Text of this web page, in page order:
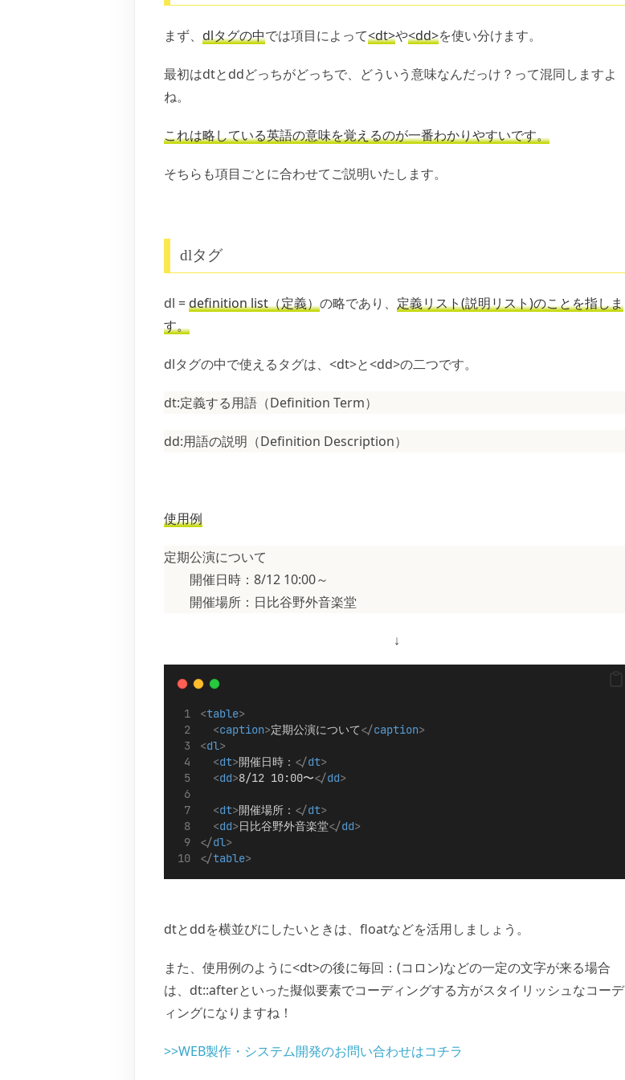
まず、 dlタグの中では項目によって<dt>や<dd>を使い分けます。
最初はdtとddどっちがどっちで、どういう意味なんだっけ？って混同しますよ
ね。
これは略している英語の意味を覚えるのが一番わかりやすいです。
そちらも項目ごとに合わせてご説明いたします。
dlタグ
dl =definition list（定義）の略であり、 定義リスト(説明リスト)のことを指しま
す。
dlタグの中で使えるタグは、<dt>と<dd>の二つです。
dt:定義する用語（Definition Term）
dd:用語の説明（Definition Description）
使用例
定期公演について
開催日時：8/12 10:00～
開催場所：日比谷野外音楽堂
↓
<table>
<caption>定期公演について</caption>
<dl>
<dt>開催日時： </dt>
<dd>8/12 10:00〜</dd>
<dt>開催場所： </dt>
<dd>日比谷野外音楽堂</dd>
</dl>
</table>
dtとddを横並びにしたいときは、floatなどを活用しましょう。
また、使用例のように<dt>の後に毎回：(コロン)などの一定の文字が来る場合
は、dt::afterといった擬似要素でコーディングする方がスタイリッシュなコーデ
ィングになりますね！
>>WEB製作・システム開発のお問い合わせはコチラ